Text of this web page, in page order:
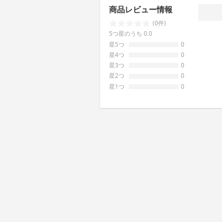
商品レビュー情報
(0件)
5つ星のうち 0.0
星5つ
0
星4つ
0
星3つ
0
星2つ
0
星1つ
0